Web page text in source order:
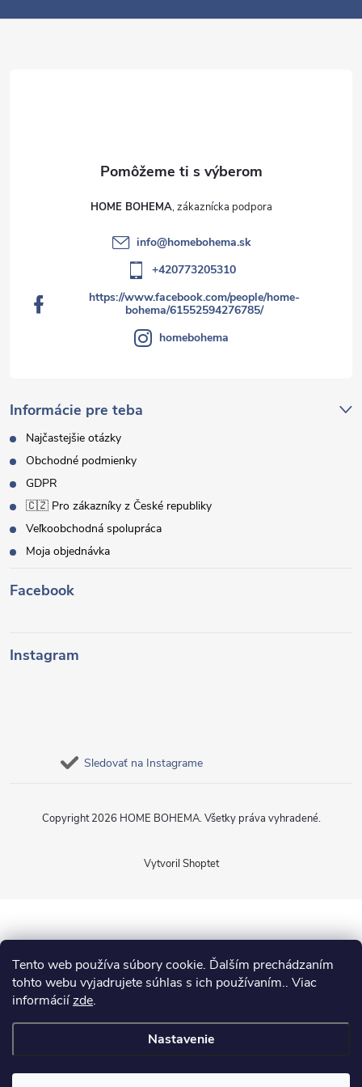
Tento web používa súbory cookie. Ďalším prechádzaním
tohto webu vyjadrujete súhlas s ich používaním.. Viac
informáciízde.
Nastavenie
e
Informácie pre teba
Najčastejšie otázky
Obchodné podmienky
GDPR
🇨🇿 Pro zákazníky z České republiky
Veľkoobchodná spolupráca
Moja objednávka
HOME BOHEMA
info@homebohema.sk
+420773205310
https://www.facebook.com/people/home-
bohema/61552594276785/
homebohema
Facebook
Instagram
Sledovať na Instagrame
Vytvoril Shoptet
Copyright 2026 HOME BOHEMA. Všetky práva vyhradené.